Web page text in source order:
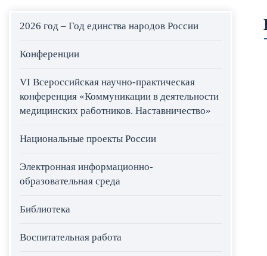
2026 год – Год единства народов России
Конференции
VI Всероссийская научно-практическая
конференция «Коммуникации в деятельности
медицинских работников. Наставничество»
Национальные проекты России
Электронная информационно-
образовательная среда
Библиотека
Воспитательная работа